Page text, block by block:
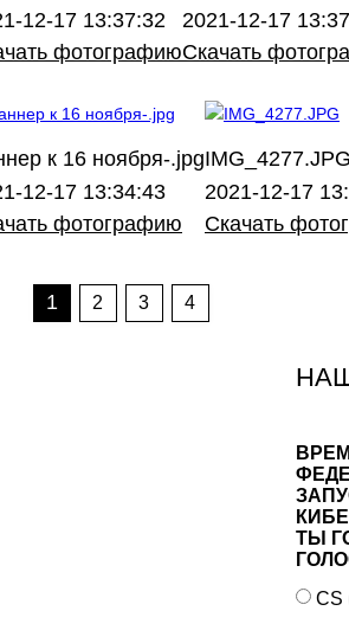
12-17 13:37:32
фотографию
2021-12-17
Скачать
к 16 ноября-.jpg
12-17 13:34:43
фотографию
IMG_4277.JPG
2021-12-17
Скачать
1 2 3 4
ТЫ
CS